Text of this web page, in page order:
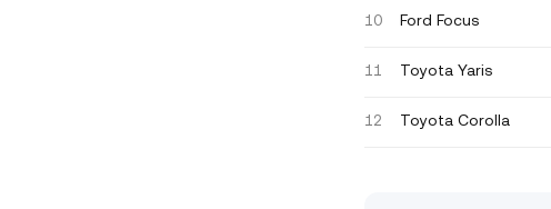
10 Ford Focus
11 Toyota Yaris
12 Toyota Corolla